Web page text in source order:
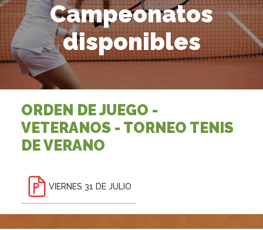
Campeonatos
disponibles
ORDEN DE JUEGO -
VETERANOS - TORNEO TENIS
DE VERANO
VIERNES 31 DE JULIO